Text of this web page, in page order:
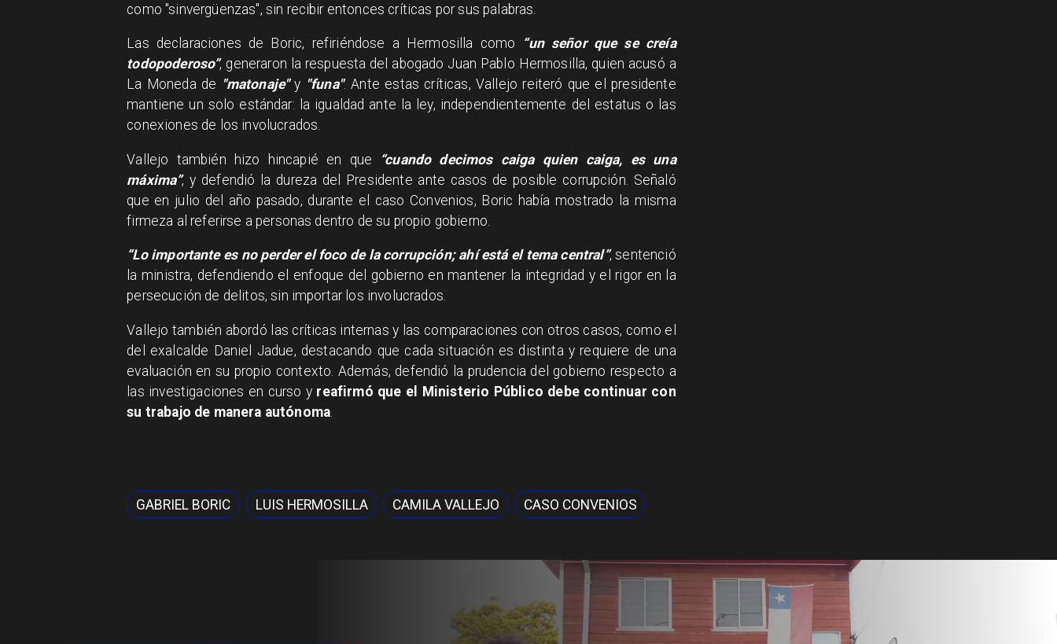
como "sinvergüenzas", sin recibir entonces críticas por sus palabras.
Las declaraciones de Boric, refiriéndose a Hermosilla como
“un señor que se creía
todopoderoso”, generaron la respuesta del abogado Juan Pablo Hermosilla, quien acusó a
La Moneda de "matonaje"y "funa". Ante estas críticas, Vallejo reiteró que el presidente
mantiene un solo estándar: la igualdad ante la ley, independientemente del estatus o las
conexiones de los involucrados.
Vallejo también hizo hincapié en que
“cuando decimos caiga quien caiga, es una
máxima”, y defendió la dureza del Presidente ante casos de posible corrupción. Señaló
que en julio del año pasado, durante el caso Convenios, Boric había mostrado la misma
firmeza al referirse a personas dentro de su propio gobierno.
“Lo importante es no perder el foco de la corrupción; ahí está el tema central”, sentenció
la ministra, defendiendo el enfoque del gobierno en mantener la integridad y el rigor en la
persecución de delitos, sin importar los involucrados.
Vallejo también abordó las críticas internas y las comparaciones con otros casos, como el
del exalcalde Daniel Jadue, destacando que cada situación es distinta y requiere de una
evaluación en su propio contexto. Además, defendió la prudencia del gobierno respecto a
las investigaciones en curso y reafirmó que el Ministerio Público debe continuar con
su trabajo de manera autónoma
GABRIEL BORIC LUIS HERMOSILLA CAMILA VALLEJO CASO CONVENIOS